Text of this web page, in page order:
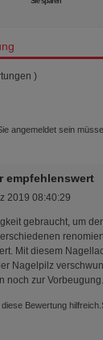
)
angemeldet sein
empfehlenswert
2019 08:40:29
gebraucht, um
Mit diesem
Nagelpilz
noch zur Vorbeugung.
Bewertung hilfreich.